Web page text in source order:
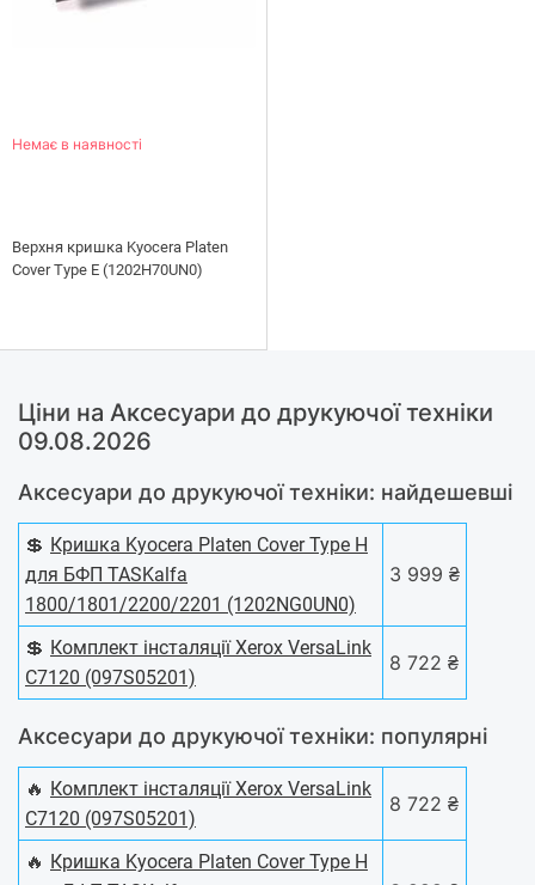
Немає в наявності
Верхня кришка Kyocera Platen
Cover Type E (1202H70UN0)
Ціни на Аксесуари до друкуючої техніки
09.08.2026
Аксесуари до друкуючої техніки: найдешевші
💲 Кришка Kyocera Platen Cover Type H
для БФП TASKalfa
1800/1801/2200/2201 (1202NG0UN0)
3 999 ₴
💲 Комплект інсталяції Xerox VersaLink
C7120 (097S05201)
8 722 ₴
Аксесуари до друкуючої техніки: популярні
🔥 Комплект інсталяції Xerox VersaLink
C7120 (097S05201)
8 722 ₴
🔥 Кришка Kyocera Platen Cover Type H